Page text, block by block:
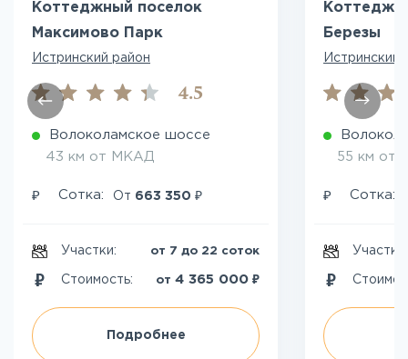
Коттеджный поселок
Максимово Парк
Истринский район
4.5
Волоколамское шоссе
43 км от МКАД
₽ Сотка: От 663 350 ₽
Участки: от 7 до 22 соток
Стоимость: от 4 365 000 ₽
Подробнее
Березы
Истринский
55 км от
₽ Сотка:
Участки: